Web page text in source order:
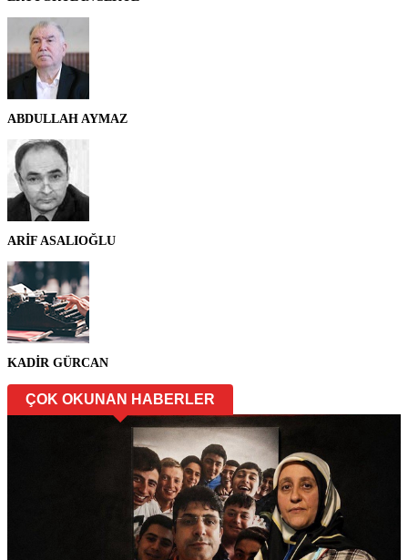
ABDULLAH AYMAZ
ARİF ASALIOĞLU
KADİR GÜRCAN
ÇOK OKUNAN HABERLER